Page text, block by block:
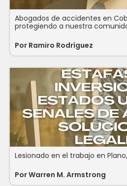
Abogados de accidentes en
protegiendo a nuestra
Por Ramiro Rodríguez
Lesionado en el trabajo en
PorWarren M. Armstrong